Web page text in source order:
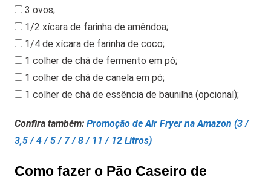
3 ovos;
1/2 xícara de farinha de amêndoa;
1/4 de xícara de farinha de coco;
1 colher de chá de fermento em pó;
1 colher de chá de canela em pó;
1 colher de chá de essência de baunilha (opcional);
Confira também: Promoção de Air Fryer na Amazon (3 /
3,5 / 4 / 5 / 7 / 8 / 11 / 12 Litros)
Como fazer o Pão Caseiro de